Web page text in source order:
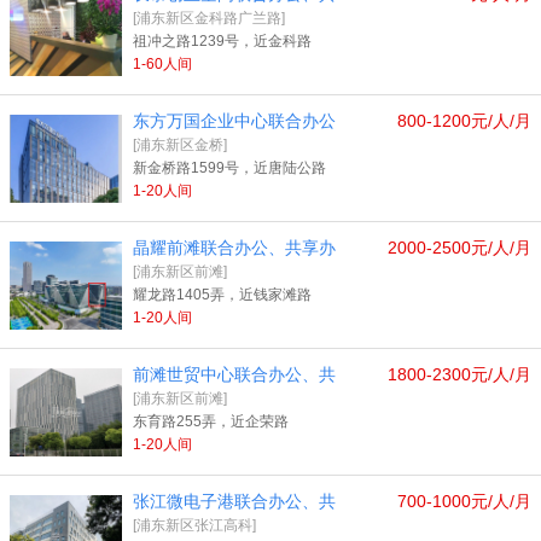
[浦东新区金科路广兰路]
祖冲之路1239号，近金科路
1-60人间
800-1200元/人/月
东方万国企业中心联合办公
[浦东新区金桥]
新金桥路1599号，近唐陆公路
1-20人间
2000-2500元/人/月
晶耀前滩联合办公、共享办
[浦东新区前滩]
耀龙路1405弄，近钱家滩路
1-20人间
1800-2300元/人/月
前滩世贸中心联合办公、共
[浦东新区前滩]
东育路255弄，近企荣路
1-20人间
700-1000元/人/月
张江微电子港联合办公、共
[浦东新区张江高科]